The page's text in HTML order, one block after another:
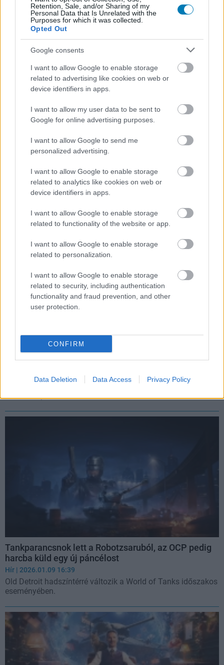
Retention, Sale, and/or Sharing of my
Personal Data that Is Unrelated with the
Purposes for which it was collected.
Opted Out
Google consents
I want to allow Google to enable storage
related to advertising like cookies on web or
device identifiers in apps.
I want to allow my user data to be sent to
Google for online advertising purposes.
I want to allow Google to send me
personalized advertising.
I want to allow Google to enable storage
related to analytics like cookies on web or
device identifiers in apps.
I want to allow Google to enable storage
related to functionality of the website or app.
I want to allow Google to enable storage
related to personalization.
I want to allow Google to enable storage
related to security, including authentication
functionality and fraud prevention, and other
user protection.
CONFIRM
Data Deletion Data Access Privacy Policy
A páncélosok és az ügynökök állnak a legújabb World
of Tanks: HEAT videó fókuszában
| 2026.03.05 14:34
A Wargaming játékának harcterein az ember és a gép közti
tökéletes összhang a győzelem kulcsa.
A világra és a játékmenetre fókuszál a legújabb
World of Tanks: HEAT videó
Megérkezett a Wargaming videósorozatának első része,
amely bemutatja a világot, és azt is, hogyan csapnak össze
a kísérleti páncélosok.
Tankparancsnok lett a Robotzsaruból, az OCP pedig
harcba küld egy új páncélost
Hír | 2026.01.09 16:39
Old Detroit hadszíntérré változik a World of Tanks időszakos
eseményében.